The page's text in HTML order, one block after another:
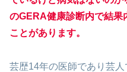
のGE RA健康診断内で結果
ことがあります。
芸歴14年の医師であり芸